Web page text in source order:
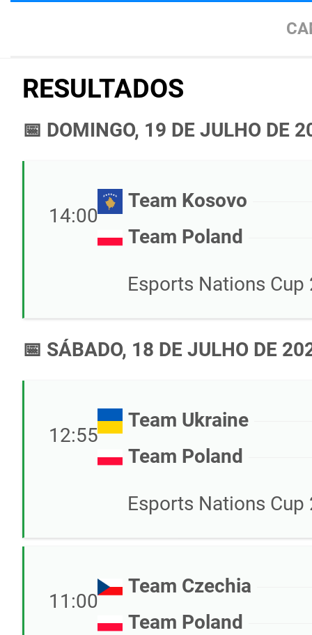
RESULTADOS
📅 DOMINGO, 19 DE JULHO DE
14:00
Team Kosovo
Team Poland
Esports Nations Cup
📅 SÁBADO, 18 DE JULHO DE
12:55
Team Ukraine
Team Poland
Esports Nations Cup
11:00
Team Czechia
Team Poland